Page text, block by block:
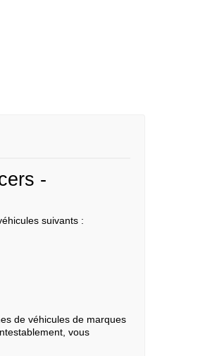
-
suivants :
de véhicules de marques
vous